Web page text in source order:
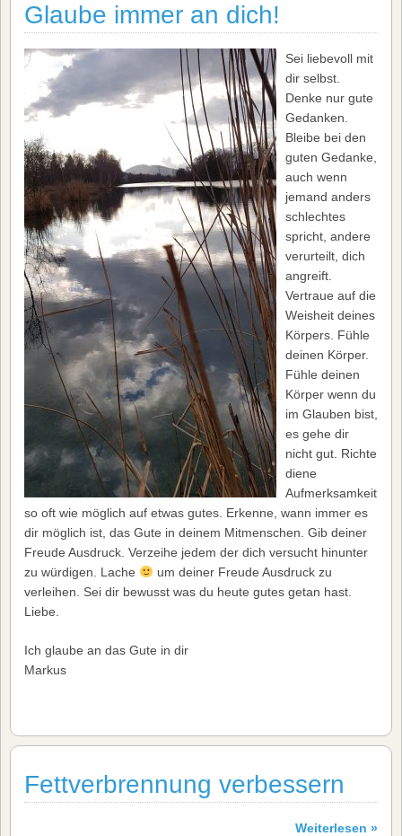
Glaube immer an dich!
Sei liebevoll mit
dir selbst.
Denke nur gute
Gedanken.
Bleibe bei den
guten Gedanke,
auch wenn
jemand anders
schlechtes
spricht, andere
verurteilt, dich
angreift.
Vertraue auf die
Weisheit deines
Körpers. Fühle
deinen Körper.
Fühle deinen
Körper wenn du
im Glauben bist,
es gehe dir
nicht gut. Richte
diene
Aufmerksamkeit
so oft wie möglich auf etwas gutes. Erkenne, wann immer es
dir möglich ist, das Gute in deinem Mitmenschen. Gib deiner
Freude Ausdruck. Verzeihe jedem der dich versucht hinunter
zu würdigen. Lache
um deiner Freude Ausdruck zu
verleihen. Sei dir bewusst was du heute gutes getan hast.
Liebe.
Ich glaube an das Gute in dir
Markus
Fettverbrennung verbessern
Weiterlesen »